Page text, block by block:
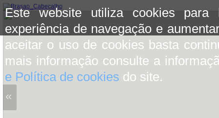
Este website utiliza cookies para
experiência de navegação e
aceitar o uso de cookies basta
mais informação consulte a
e Política de cookies do site.
«